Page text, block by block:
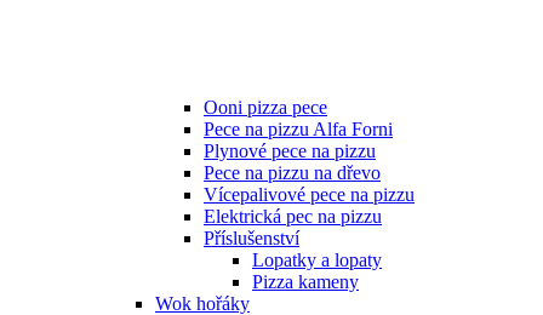
Ooni pizza pece
Pece na pizzu Alfa Forni
Plynové pece na pizzu
Pece na pizzu na dřevo
Vícepalivové pece na pizzu
Elektrická pec na pizzu
Příslušenství
Lopatky a lopaty
Pizza kameny
Wok hořáky